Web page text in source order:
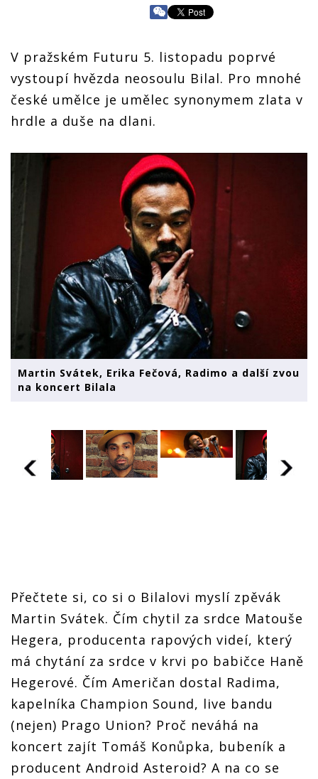
V pražském Futuru 5. listopadu poprvé
vystoupí hvězda neosoulu Bilal. Pro mnohé
české umělce je umělec synonymem zlata v
hrdle a duše na dlani.
Martin Svátek, Erika Fečová, Radimo a další zvou
na koncert Bilala
Přečtete si, co si o Bilalovi myslí zpěvák
Martin Svátek. Čím chytil za srdce Matouše
Hegera, producenta rapových videí, který
má chytání za srdce v krvi po babičce Haně
Hegerové. Čím Američan dostal Radima,
kapelníka Champion Sound, live bandu
(nejen) Prago Union? Proč neváhá na
koncert zajít Tomáš Konůpka, bubeník a
producent Android Asteroid? A na co se